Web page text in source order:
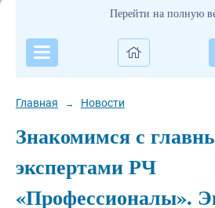
Перейти на полную
Главная → Новости
Знакомимся с
экспертами РЧ
«Профессионалы».